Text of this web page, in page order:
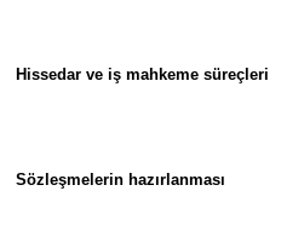
Hissedar ve iş mahkeme süreçleri
Sözleşmelerin hazırlanması